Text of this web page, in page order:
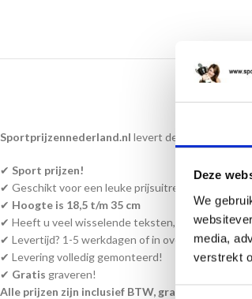
Deze
We
media,
verstrekt
Sportprijzennederland.nl levert deze prijzen
✔ Sport prijzen!
✔ Geschikt voor een leuke prijsuitreiking of een
✔ Hoogte is 18,5 t/m 35 cm
✔ Heeft u veel wisselende teksten, kunt u een
✔ Levertijd? 1-5 werkdagen of in overleg!
✔ Levering volledig gemonteerd!
✔ Gratis graveren!
Alle prijzen zijn inclusief BTW, graveren en